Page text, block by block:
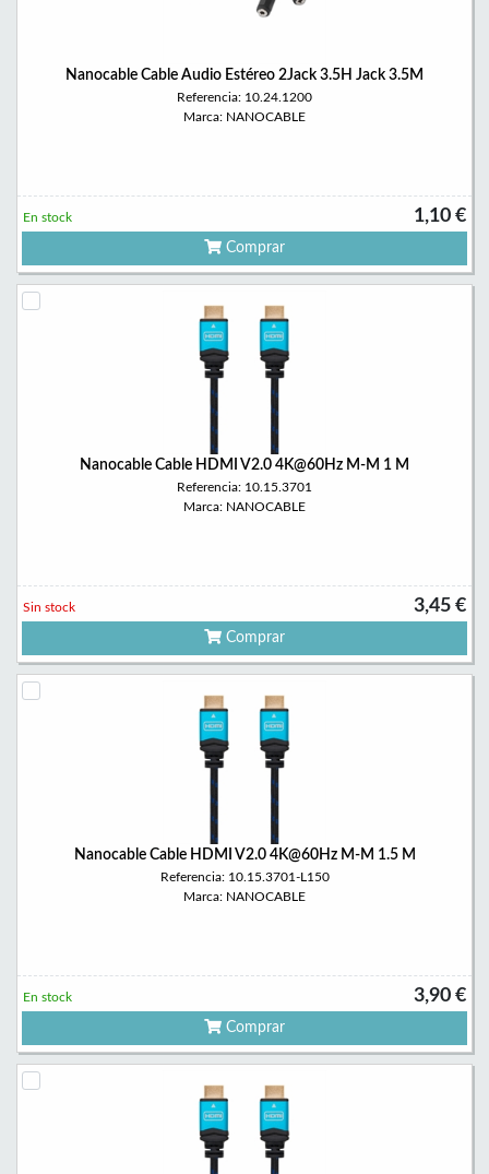
Nanocable Cable Audio Estéreo 2Jack 3.5H Jack 3.5M
Referencia: 10.24.1200
Marca: NANOCABLE
1,10 €
En stock
Comprar
Nanocable Cable HDMI V2.0 4K@60Hz M-M 1 M
Referencia: 10.15.3701
Marca: NANOCABLE
3,45 €
Sin stock
Comprar
Nanocable Cable HDMI V2.0 4K@60Hz M-M 1.5 M
Referencia: 10.15.3701-L150
Marca: NANOCABLE
3,90 €
En stock
Comprar